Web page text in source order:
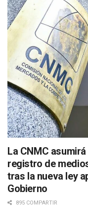
La CNMC
registro de
tras la nueva ley
Gobierno
895 COMPARTIR